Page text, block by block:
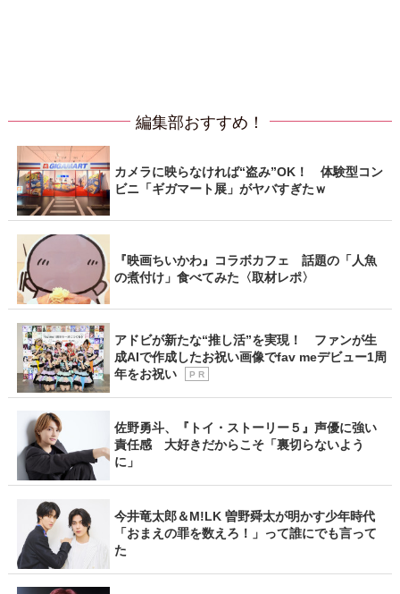
編集部おすすめ！
カメラに映らなければ“盗み”OK！ 体験型コン
ビニ「ギガマート展」がヤバすぎたｗ
『映画ちいかわ』コラボカフェ 話題の「人魚
の煮付け」食べてみた〈取材レポ〉
アドビが新たな“推し活”を実現！ ファンが生
成AIで作成したお祝い画像でfav meデビュー1周
年をお祝い
P R
佐野勇斗、『トイ・ストーリー５』声優に強い
責任感 大好きだからこそ「裏切らないよう
に」
今井竜太郎＆M!LK 曽野舜太が明かす少年時代
「おまえの罪を数えろ！」って誰にでも言って
た